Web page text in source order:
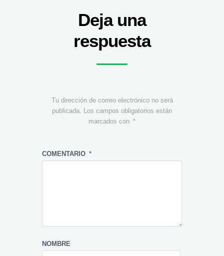
Deja una
respuesta
Tu dirección de correo electrónico no será
publicada.
Los campos obligatorios están
marcados con *
COMENTARIO *
NOMBRE